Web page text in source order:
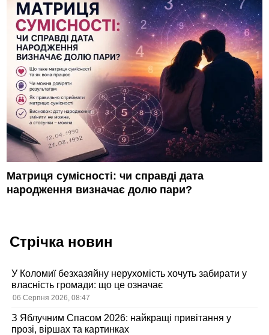
Матриця сумісності: чи справді дата
народження визначає долю пари?
Стрічка новин
У Коломиї безхазяйну нерухомість хочуть забирати у
власність громади: що це означає
06 Серпня 2026, 08:47
З Яблучним Спасом 2026: найкращі привітання у
прозі, віршах та картинках